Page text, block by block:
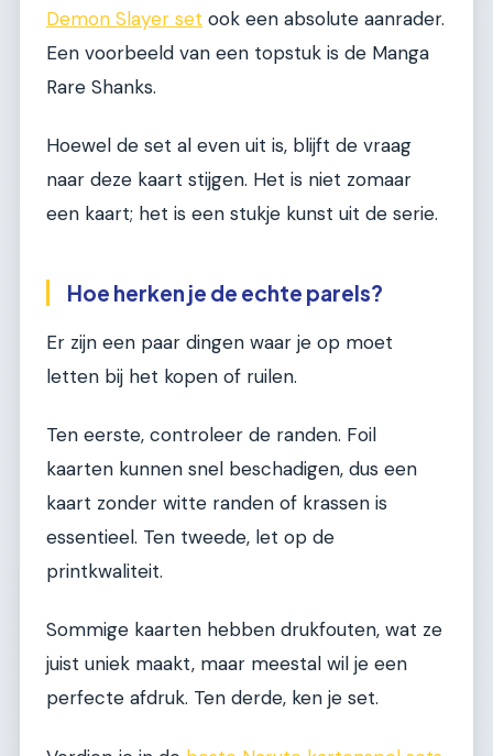
Demon Slayer set ook een absolute aanrader.
Een voorbeeld van een topstuk is de Manga
Rare Shanks.
Hoewel de set al even uit is, blijft de vraag
naar deze kaart stijgen. Het is niet zomaar
een kaart; het is een stukje kunst uit de serie.
Hoe herken je de echte parels?
Er zijn een paar dingen waar je op moet
letten bij het kopen of ruilen.
Ten eerste, controleer de randen. Foil
kaarten kunnen snel beschadigen, dus een
kaart zonder witte randen of krassen is
essentieel. Ten tweede, let op de
printkwaliteit.
Sommige kaarten hebben drukfouten, wat ze
juist uniek maakt, maar meestal wil je een
perfecte afdruk. Ten derde, ken je set.